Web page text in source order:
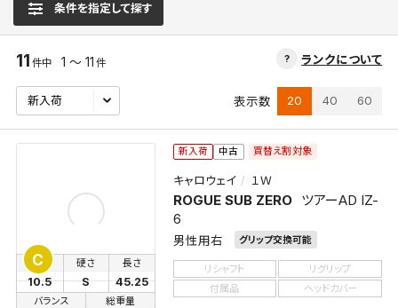
条件を指定して探す
ランクについて
11 件中 1 ～ 11 件
表示数 20 40 60
C
新入荷 中古 買替え割対象
キャロウェイ １Ｗ
ROGUE SUB ZERO
ツアーAD IZ-
6
男性用右 グリップ交換可能
ロフト
10.5
硬さ
S
長さ
45.25
バランス 総重量
リシャフト
リグリップ
付属品
ヘッドカバー